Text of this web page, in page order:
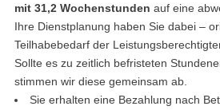
mit 31,2 Wochenstunden auf eine
Ihre Dienstplanung haben Sie dabei –
Teilhabebedarf der
Sollte es zu zeitlich befristeten
stimmen wir diese gemeinsam ab.
Sie erhalten eine Bezahlung nach